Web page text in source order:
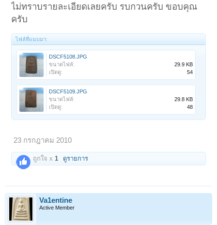
ไม่ทราบรายละเอียดเลยครับ รบกวนครับ ขอบคุณ
ครับ
ไฟล์ที่แนบมา:
DSCF5108.JPG
ขนาดไฟล์:
29.9 KB
เปิดดู:
54
DSCF5109.JPG
ขนาดไฟล์:
29.8 KB
เปิดดู:
48
23 กรกฎาคม 2010
ถูกใจ x1 ดูรายการ
Va1entine
Active Member